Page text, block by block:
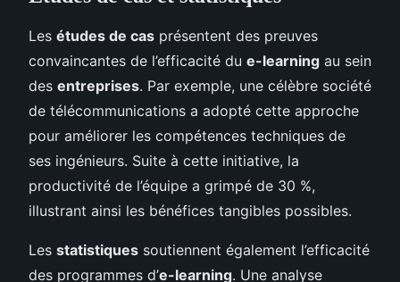
Les études de cas présentent des preuves
convaincantes de l’efficacité du e-learning au sein
des entreprises. Par exemple, une célèbre société
de télécommunications a adopté cette approche
pour améliorer les compétences techniques de
ses ingénieurs. Suite à cette initiative, la
productivité de l’équipe a grimpé de 30 %,
illustrant ainsi les bénéfices tangibles possibles.
Les statistiques soutiennent également l’efficacité
des programmes d’e-learning. Une analyse